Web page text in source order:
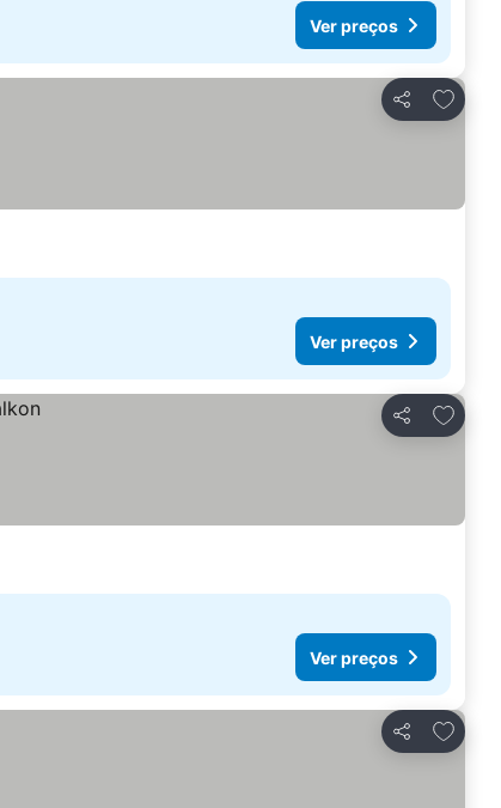
Ver preços
Partilhar
Ver preços
Partilhar
Ver preços
Partilhar